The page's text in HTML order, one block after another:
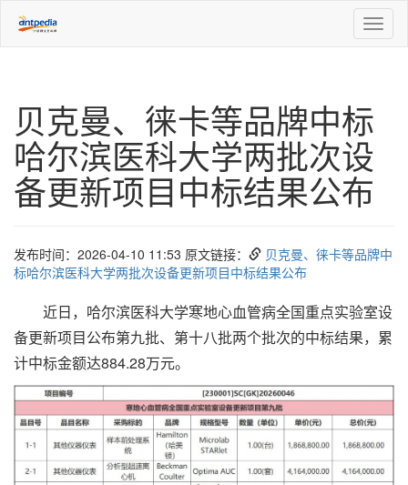
贝克曼、徕卡等品牌中标
哈尔滨医科大学两批次设
备更新项目中标结果公布
发布时间：2026-04-10 11:53 原文链接：
贝克曼、徕卡等品牌中
标哈尔滨医科大学两批次设备更新项目中标结果公布
近日，哈尔滨医科大学寒地心血管病全国重点实验室设
备更新项目公布第九批、第十八批两个批次的中标结果，累
计中标金额达884.28万元。